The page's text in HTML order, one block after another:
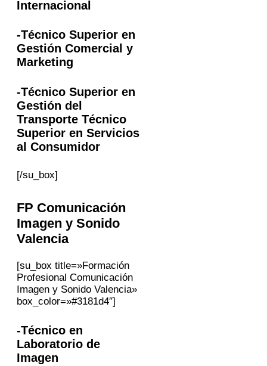
Internacional
-Técnico Superior en
Gestión Comercial y
Marketing
-Técnico Superior en
Gestión del
Transporte Técnico
Superior en Servicios
al Consumidor
[/su_box]
FP Comunicación
Imagen y Sonido
Valencia
[su_box title=»Formación
Profesional Comunicación
Imagen y Sonido Valencia»
box_color=»#3181d4″]
-Técnico en
Laboratorio de
Imagen